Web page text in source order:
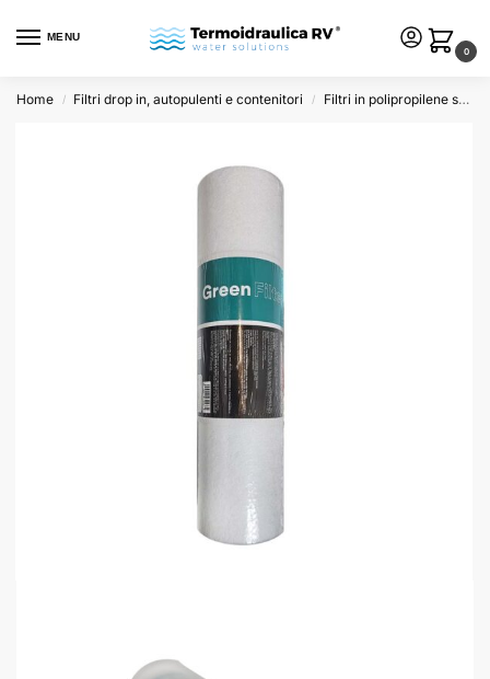
MENU
0
Home / Filtri drop in, autopulenti e contenitori / Filtri in polipropilene soffiato